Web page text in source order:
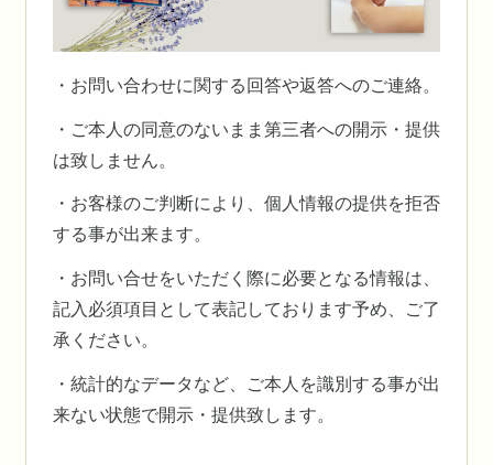
・お問い合わせに関する回答や返答へのご連絡。
・ご本人の同意のないまま第三者への開示・提供
は致しません。
・お客様のご判断により、個人情報の提供を拒否
する事が出来ます。
・お問い合せをいただく際に必要となる情報は、
記入必須項目として表記しております予め、ご了
承ください。
・統計的なデータなど、ご本人を識別する事が出
来ない状態で開示・提供致します。